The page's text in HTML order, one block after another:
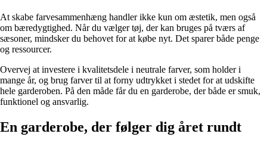
At skabe farvesammenhæng handler ikke kun om æstetik, men også
om bæredygtighed. Når du vælger tøj, der kan bruges på tværs af
sæsoner, mindsker du behovet for at købe nyt. Det sparer både penge
og ressourcer.
Overvej at investere i kvalitetsdele i neutrale farver, som holder i
mange år, og brug farver til at forny udtrykket i stedet for at udskifte
hele garderoben. På den måde får du en garderobe, der både er smuk,
funktionel og ansvarlig.
En garderobe, der følger dig året rundt